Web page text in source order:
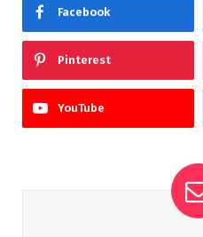
Facebook
Pinterest
YouTube